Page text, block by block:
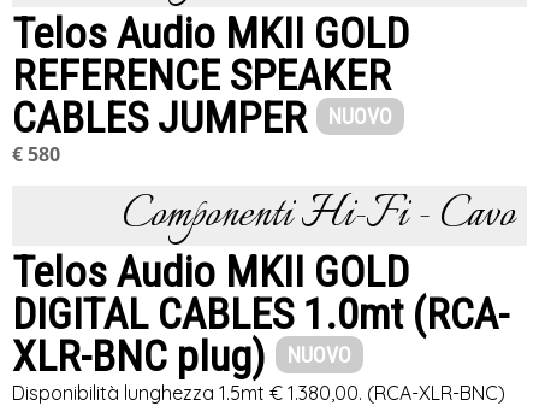
Telos Audio MKII GOLD
REFERENCE SPEAKER
CABLES JUMPER
NUOVO
€ 580
Componenti Hi-Fi - Cavo
Telos Audio MKII GOLD
DIGITAL CABLES 1.0mt (RCA-
XLR-BNC plug)
NUOVO
Disponibilità lunghezza 1.5mt € 1.380,00. (RCA-XLR-BNC)